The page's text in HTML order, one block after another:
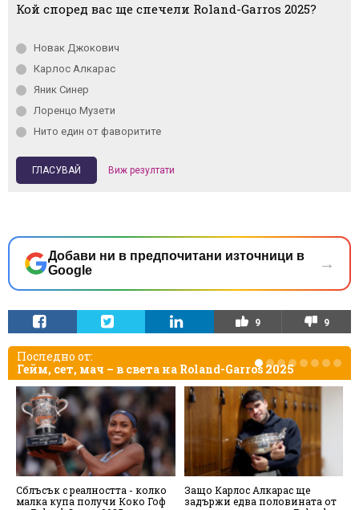
Кой според вас ще спечели Roland-Garros 2025?
Новак Джокович
Карлос Алкарас
Яник Синер
Лоренцо Музети
Нито един от фаворитите
Виж резултати
Добави ни в предпочитани източници в
Google
→
9 9
Последно от:
Гейм, сет, мач – в света на Roland-Garros 2025
Сблъсък с реалността - колко
малка купа получи Коко Гоф
Защо Карлос Алкарас ще
задържи едва половината от